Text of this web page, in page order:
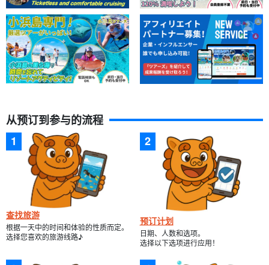
从预订到参与的流程
查找旅游
根据一天中的时间和体验的性质而定。
选择您喜欢的旅游线路♪
预订计划
日期、人数和选项。
选择以下选项进行应用！